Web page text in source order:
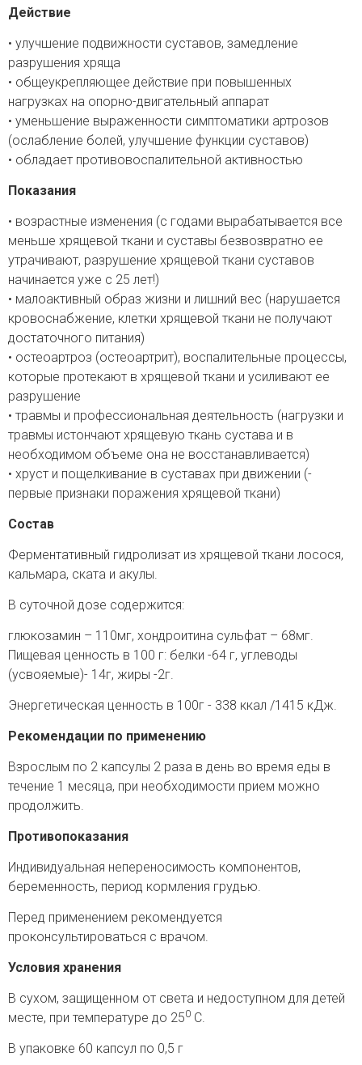
Действие
• улучшение подвижности суставов, замедление
разрушения хряща
• общеукрепляющее действие при повышенных
нагрузках на опорно-двигательный аппарат
• уменьшение выраженности симптоматики артрозов
(ослабление болей, улучшение функции суставов)
• обладает противовоспалительной активностью
Показания
• возрастные изменения (с годами вырабатывается все
меньше хрящевой ткани и суставы безвозвратно ее
утрачивают, разрушение хрящевой ткани суставов
начинается уже с 25 лет!)
• малоактивный образ жизни и лишний вес (нарушается
кровоснабжение, клетки хрящевой ткани не получают
достаточного питания)
• остеоартроз (остеоартрит), воспалительные процессы,
которые протекают в хрящевой ткани и усиливают ее
разрушение
• травмы и профессиональная деятельность (нагрузки и
травмы истончают хрящевую ткань сустава и в
необходимом объеме она не восстанавливается)
• хруст и пощелкивание в суставах при движении (-
первые признаки поражения хрящевой ткани)
Состав
Ферментативный гидролизат из хрящевой ткани лосося,
кальмара, ската и акулы.
В суточной дозе содержится:
глюкозамин – 110мг, хондроитина сульфат – 68мг.
Пищевая ценность в 100 г: белки -64 г, углеводы
(усвояемые)- 14г, жиры -2г.
Энергетическая ценность в 100г - 338 ккал /1415 кДж.
Рекомендации по применению
Взрослым по 2 капсулы 2 раза в день во время еды в
течение 1 месяца, при необходимости прием можно
продолжить.
Противопоказания
Индивидуальная непереносимость компонентов,
беременность, период кормления грудью.
Перед применением рекомендуется
проконсультироваться с врачом.
Условия хранения
В сухом, защищенном от света и недоступном для детей
месте, при температуре до 250 С.
В упаковке 60 капсул по 0,5 г